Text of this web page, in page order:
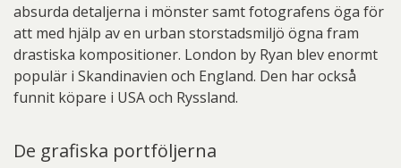
absurda detaljerna i mönster samt fotografens öga för
att med hjälp av en urban storstadsmiljö ögna fram
drastiska kompositioner. London by Ryan blev enormt
populär i Skandinavien och England. Den har också
funnit köpare i USA och Ryssland.
De grafiska portföljerna